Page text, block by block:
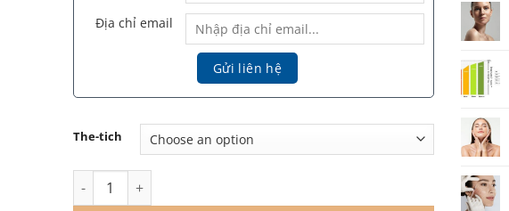
Địa chỉ email
The-tich
Md:Complex Melanoceuticals md:ceuticals – Tiêm meso trị nám